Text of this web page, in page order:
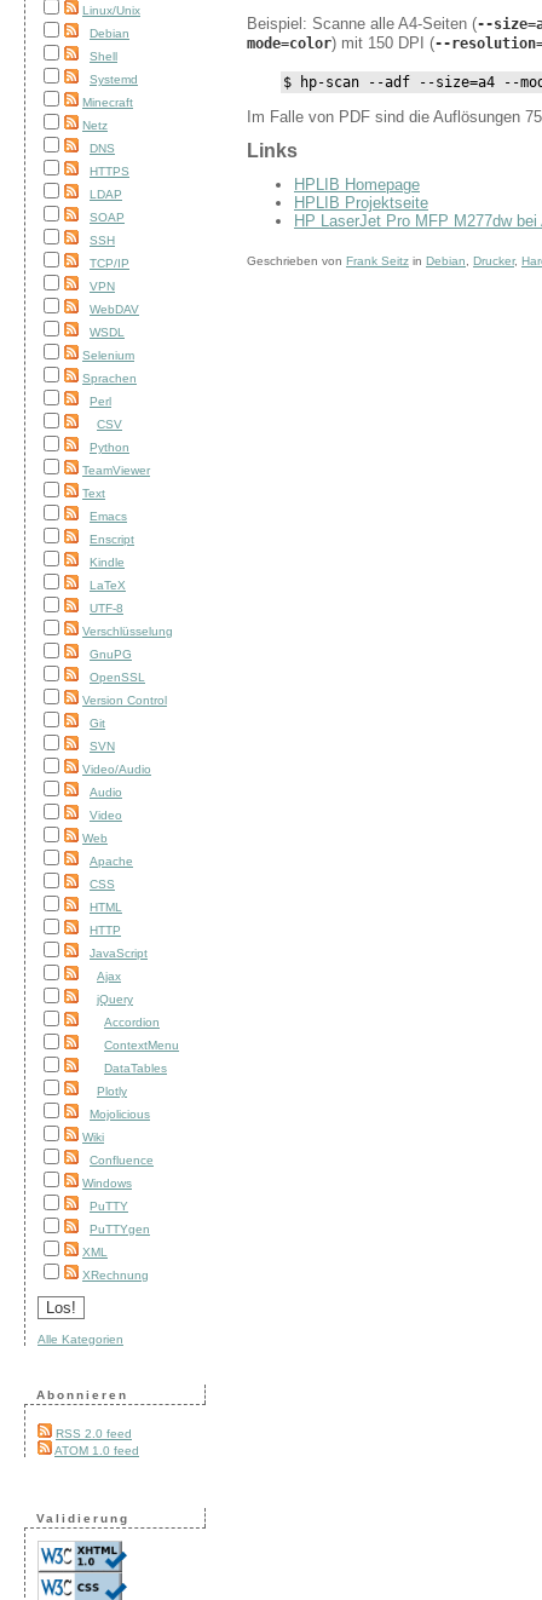
Linux/Unix
Debian
Shell
Systemd
Minecraft
Netz
DNS
HTTPS
LDAP
SOAP
SSH
TCP/IP
VPN
WebDAV
WSDL
Selenium
Sprachen
Perl
CSV
Python
TeamViewer
Text
Emacs
Enscript
Kindle
LaTeX
UTF-8
Verschlüsselung
GnuPG
OpenSSL
Version Control
Git
SVN
Video/Audio
Audio
Video
Web
Apache
CSS
HTML
HTTP
JavaScript
Ajax
jQuery
Accordion
ContextMenu
DataTables
Plotly
Mojolicious
Wiki
Confluence
Windows
PuTTY
PuTTYgen
XML
XRechnung
Alle Kategorien
Abonnieren
RSS 2.0 feed
ATOM 1.0 feed
Validierung
Beispiel: Scanne alle A4-Seiten (--
mode=color) mit 150 DPI (--
$ hp-scan --adf --size=a4 --
Im Falle von PDF sind die Auflösungen
Links
HPLIB Homepage
HPLIB Projektseite
HP LaserJet Pro MFP M277dw bei
Geschrieben von Frank Seitz in Debian, Drucker,